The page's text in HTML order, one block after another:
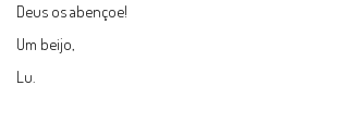
Deus os abençoe!
Um beijo,
Lu.